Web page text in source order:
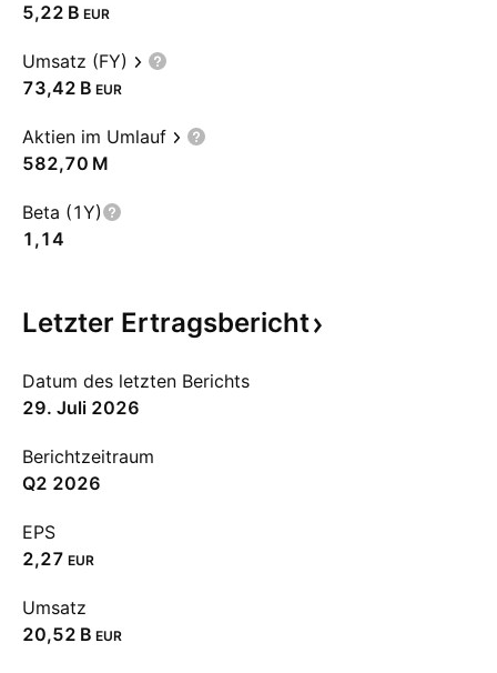
‪5,22 B‬ EUR
Umsatz (FY)
‪73,42 B‬ EUR
Aktien im Umlauf
‪582,70 M‬
Beta (1Y)
1,14
Letzter Ertragsbericht
Datum des letzten Berichts
29. Juli 2026
Berichtzeitraum
Q2 2026
EPS
2,27 EUR
Umsatz
‪20,52 B‬ EUR